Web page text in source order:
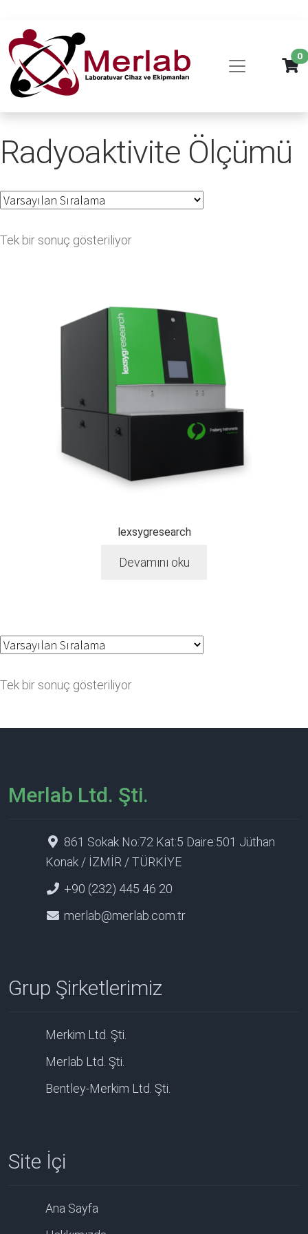
0
Radyoaktivite Ölçümü
Tek bir sonuç gösteriliyor
lexsygresearch
Devamını oku
Tek bir sonuç gösteriliyor
Merlab Ltd. Şti.
861 Sokak No:72 Kat:5 Daire:501 Jüthan
Konak / İZMİR / TÜRKİYE
+90 (232) 445 46 20
merlab@merlab.com.tr
Grup Şirketlerimiz
Merkim Ltd. Şti.
Merlab Ltd. Şti.
Bentley-Merkim Ltd. Şti.
Site İçi
Ana Sayfa